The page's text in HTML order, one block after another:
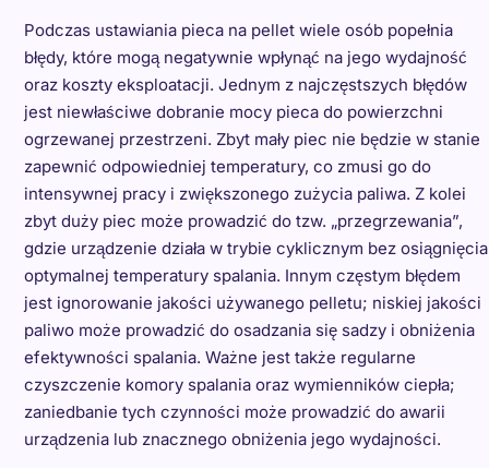
Podczas ustawiania pieca na pellet wiele osób popełnia
błędy, które mogą negatywnie wpłynąć na jego wydajność
oraz koszty eksploatacji. Jednym z najczęstszych błędów
jest niewłaściwe dobranie mocy pieca do powierzchni
ogrzewanej przestrzeni. Zbyt mały piec nie będzie w stanie
zapewnić odpowiedniej temperatury, co zmusi go do
intensywnej pracy i zwiększonego zużycia paliwa. Z kolei
zbyt duży piec może prowadzić do tzw. „przegrzewania”,
gdzie urządzenie działa w trybie cyklicznym bez osiągnięcia
optymalnej temperatury spalania. Innym częstym błędem
jest ignorowanie jakości używanego pelletu; niskiej jakości
paliwo może prowadzić do osadzania się sadzy i obniżenia
efektywności spalania. Ważne jest także regularne
czyszczenie komory spalania oraz wymienników ciepła;
zaniedbanie tych czynności może prowadzić do awarii
urządzenia lub znacznego obniżenia jego wydajności.